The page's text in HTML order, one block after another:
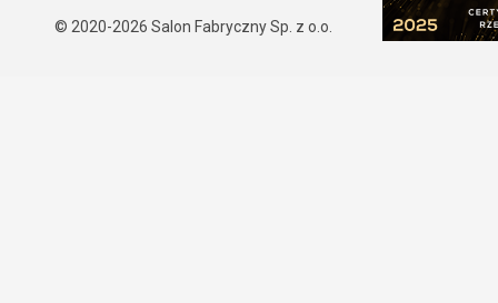
© 2020-2026 Salon Fabryczny Sp. z o.o.